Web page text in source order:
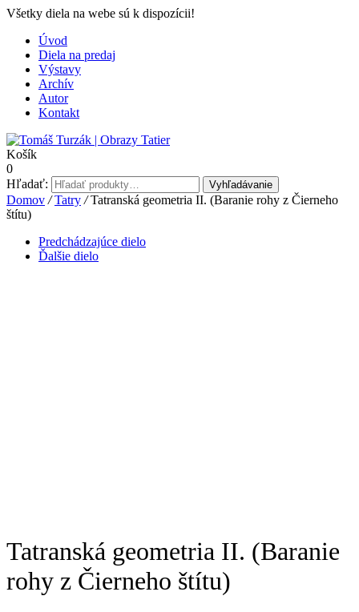
Všetky diela na webe sú k dispozícii!
Úvod
Diela na predaj
Výstavy
Archív
Autor
Kontakt
Košík
0
Hľadať:
Vyhľadávanie
Domov / Tatry /Tatranská geometria II. (Baranie rohy z Čierneho
štítu)
Predchádzajúce dielo
Ďalšie dielo
Tatranská geometria II. (Baranie
rohy z Čierneho štítu)